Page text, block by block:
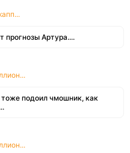
Артура....
подоил чмошник, как